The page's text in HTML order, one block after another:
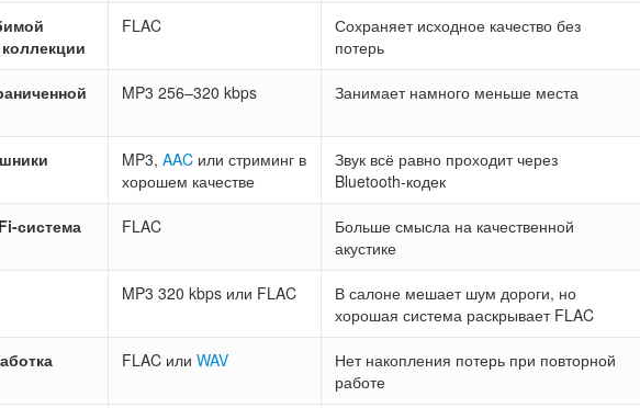
FLAC
Сохраняет исходное качество без
потерь
MP3 256–320 kbps Занимает намного меньше места
MP3, AAC или стриминг в
хорошем качестве
Звук всё равно проходит через
Bluetooth-кодек
система FLAC
Больше смысла на качественной
акустике
MP3 320 kbps или FLAC
В салоне мешает шум дороги, но
хорошая система раскрывает FLAC
FLAC или WAV
Нет накопления потерь при повторной
работе